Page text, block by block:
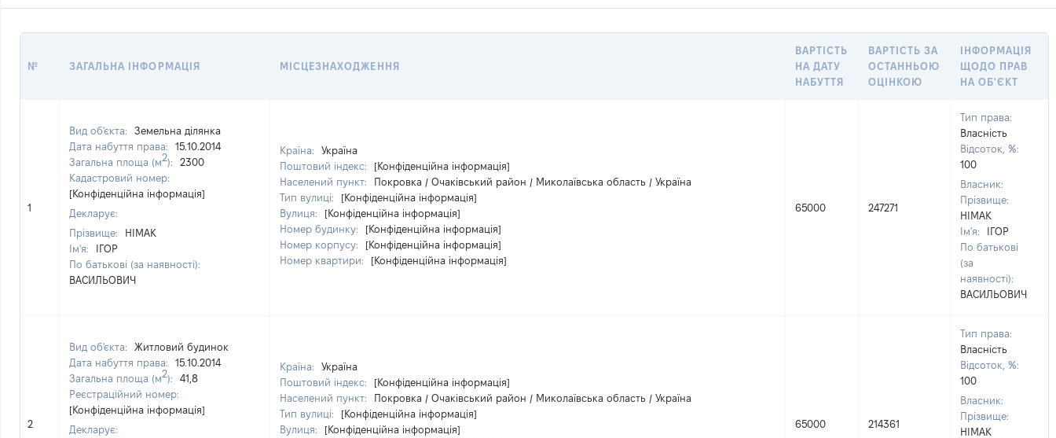
№ ЗАГАЛЬНА ІНФОРМАЦІЯ МІСЦЕЗНАХОДЖЕННЯ
ВАРТІСТЬ
НА ДАТУ
НАБУТТЯ
ВАРТІСТЬ ЗА
ОСТАННЬОЮ
ОЦІНКОЮ
ІНФОРМАЦІЯ
ЩОДО ПРАВ
НА ОБ'ЄКТ
1
Вид об'єкта:
Земельна ділянка
Дата набуття права:
15.10.2014
Загальна площа (м2):
2300
Кадастровий номер:
[Конфіденційна інформація]
Декларує:
Прізвище:
НІМАК
Ім'я:
ІГОР
По батькові (за наявності):
ВАСИЛЬОВИЧ
Країна:
Україна
Поштовий індекс:
[Конфіденційна інформація]
Населений пункт:
Покровка / Очаківський район / Миколаївська область / Україна
Тип вулиці:
[Конфіденційна інформація]
Вулиця:
[Конфіденційна інформація]
Номер будинку:
[Конфіденційна інформація]
Номер корпусу:
[Конфіденційна інформація]
Номер квартири:
[Конфіденційна інформація]
65000 247271
Тип права:
Власність
Відсоток, %:
100
Власник:
Прізвище:
НІМАК
Ім'я:
ІГОР
По батькові
(за
наявності):
ВАСИЛЬОВИЧ
2
Вид об'єкта:
Житловий будинок
Дата набуття права:
15.10.2014
Загальна площа (м2):
41,8
Реєстраційний номер:
[Конфіденційна інформація]
Декларує:
Країна:
Україна
Поштовий індекс:
[Конфіденційна інформація]
Населений пункт:
Покровка / Очаківський район / Миколаївська область / Україна
Тип вулиці:
[Конфіденційна інформація]
Вулиця:
[Конфіденційна інформація]
65000 214361
Тип права:
Власність
Відсоток, %:
100
Власник:
Прізвище:
НІМАК